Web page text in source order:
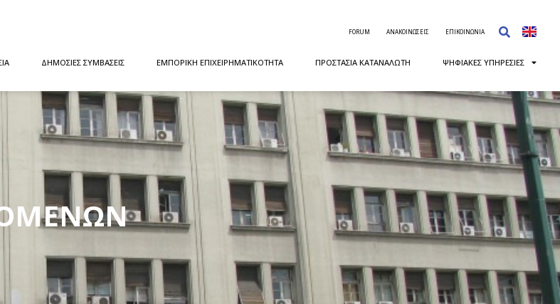
FORUM ΑΝΑΚΟΙΝΩΣΕΙΣ ΕΠΙΚΟΙΝΩΝΙΑ
ΔΗΜΟΣΙΕΣ ΣΥΜΒΑΣΕΙΣ ΕΜΠΟΡΙΚΗ ΕΠΙΧΕΙΡΗΜΑΤΙΚΟΤΗΤΑ ΠΡΟΣΤΑΣΙΑ ΚΑΤΑΝΑΛΩΤΗ ΨΗΦΙΑΚΕΣ ΥΠΗΡΕΣΙΕΣ